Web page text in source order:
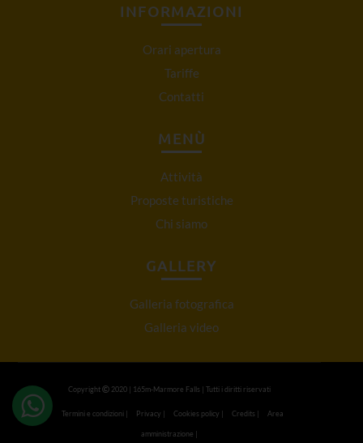
INFORMAZIONI
Orari apertura
Tariffe
Contatti
MENÙ
Attività
Proposte turistiche
Chi siamo
GALLERY
Galleria fotografica
Galleria video
Copyright 2020 | 165m-Marmore Falls | Tutti i diritti riservati
Termini e condizioni Privacy Cookies policy Credits Area
amministrazione